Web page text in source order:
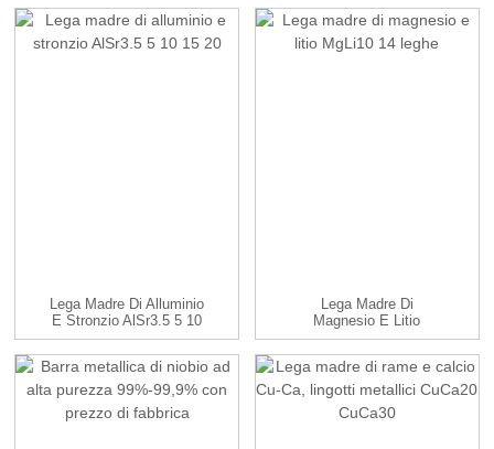
Lega Madre Di Alluminio
E Stronzio AlSr3.5 5 10
15...
Lega Madre Di
Magnesio E Litio
MgLi10 14 Leghe